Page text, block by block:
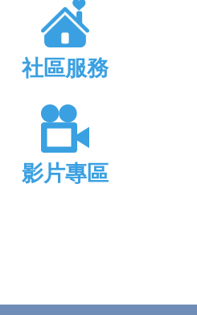
社區服務
影片專區